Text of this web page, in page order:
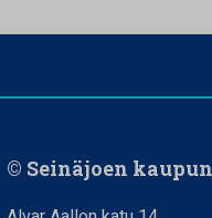
© Seinäjoen